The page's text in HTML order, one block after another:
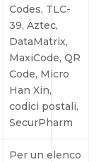
Codes, TLC-
39, Aztec,
DataMatrix,
MaxiCode, QR
Code, Micro
Han Xin,
codici postali,
SecurPharm
Per un elenco